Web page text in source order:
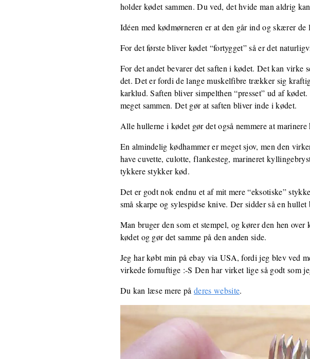
holder kødet sammen. Du ved, det hvide man aldrig
Idéen med kødmørneren er at den går ind og skærer
For det første bliver kødet “fortygget” så er det
For det andet bevarer det saften i kødet. Det kan
det. Det er fordi de lange muskelfibre trækker sig
karklud. Saften bliver simpelthen “presset” ud af
meget sammen. Det gør at saften bliver inde i kødet.
Alle hullerne i kødet gør det også nemmere at
En almindelig kødhammer er meget sjov, men den
have cuvette, culotte, flankesteg, marineret
tykkere stykker kød.
Det er godt nok endnu et af mit mere “eksotiske”
små skarpe og sylespidse knive. Der sidder så en
Man bruger den som et stempel, og kører den hen
kødet og gør det samme på den anden side.
Jeg har købt min på ebay via USA, fordi jeg blev ved
virkede fornuftige :-S Den har virket lige så godt som
Du kan læse mere på deres website.